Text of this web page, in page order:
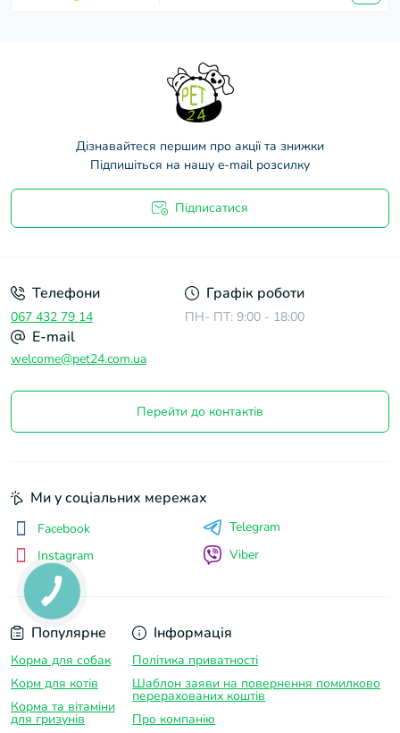
Дізнавайтеся першим про акції та знижки
Підпишіться на нашу e-mail розсилку
Підписатися
Телефони
067 432 79 14
Графік роботи
ПН- ПТ: 9:00 - 18:00
E-mail
welcome@pet24.com.ua
Перейти до контактів
Популярне
Корма для собак
Корм для котів
Корма та вітаміни
для гризунів
Інформація
Політика приватності
Шаблон заяви на повернення помилково
перерахованих коштів
Про компанію
Ми у соціальних мережах
Facebook
Instagram
Telegram
Viber